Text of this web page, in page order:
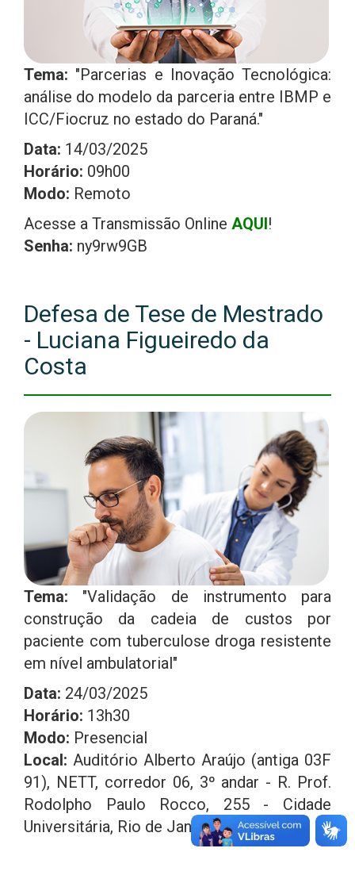
Tema: "Parcerias e Inovação Tecnológica:
análise do modelo da parceria entre IBMP e
ICC/Fiocruz no estado do Paraná."
Data: 14/03/2025
Horário: 09h00
Modo: Remoto
Acesse a Transmissão Online AQUI!
Senha: ny9rw9GB
Defesa de Tese de Mestrado
- Luciana Figueiredo da
Costa
Tema: "Validação de instrumento para
construção da cadeia de custos por
paciente com tuberculose droga resistente
em nível ambulatorial"
Data: 24/03/2025
Horário: 13h30
Modo: Presencial
Local: Auditório Alberto Araújo (antiga 03F
91), NETT, corredor 06, 3º andar - R. Prof.
Rodolpho Paulo Rocco, 255 - Cidade
Universitária, Rio de Janeiro